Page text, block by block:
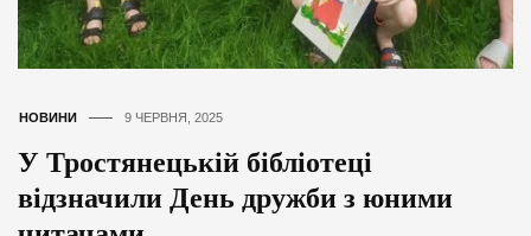
НОВИНИ 9 ЧЕРВНЯ, 2025
У Тростянецькій бібліотеці
відзначили День дружби з юними